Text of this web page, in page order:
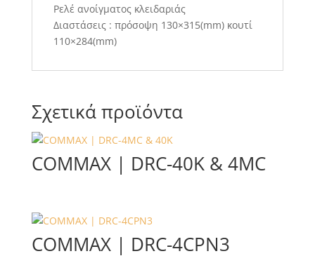
Ρελέ ανοίγματος κλειδαριάς
Διαστάσεις : πρόσοψη 130×315(mm) κουτί
110×284(mm)
Σχετικά προϊόντα
COMMAX | DRC-40K & 4MC
COMMAX | DRC-4CPN3